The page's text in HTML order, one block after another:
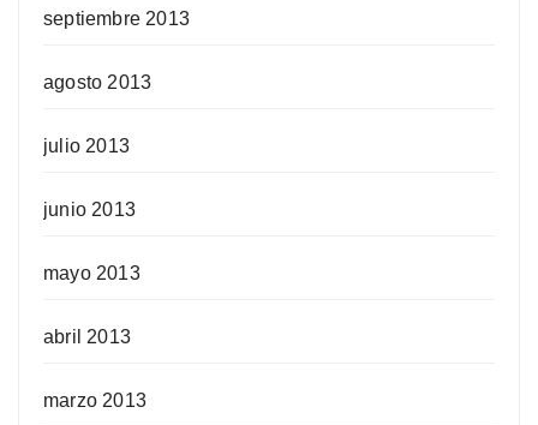
septiembre 2013
agosto 2013
julio 2013
junio 2013
mayo 2013
abril 2013
marzo 2013